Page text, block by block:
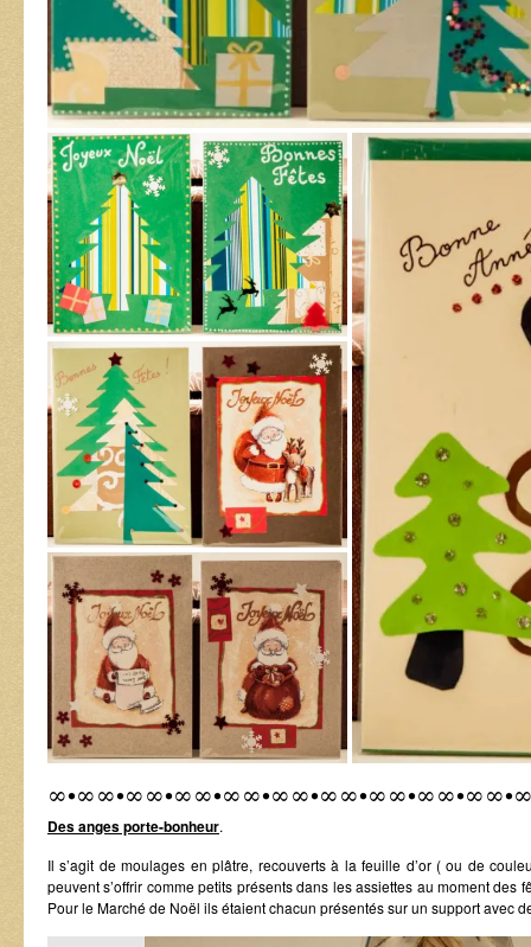
Des anges porte-bonheur.
Il s’agit de moulages en plâtre, recouverts à la feuille d’or ( ou de
peuvent s’offrir comme petits présents dans les assiettes au moment des
Pour le Marché de Noël ils étaient chacun présentés sur un support avec